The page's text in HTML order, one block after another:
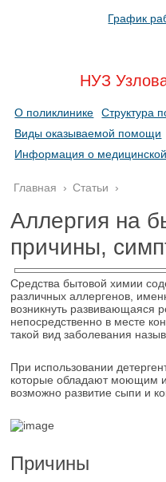
График
НУЗ
О поликлинике
Структура
Виды оказываемой помощи
Информация о медицинской
Главная › Статьи ›
Аллергия на
причины,
Средства бытовой химии
различных аллергенов,
возникнуть развивающаяся
непосредственно в месте
такой вид заболевания
При использовании
которые обладают моющим
возможно развитие сыпи и
Причины